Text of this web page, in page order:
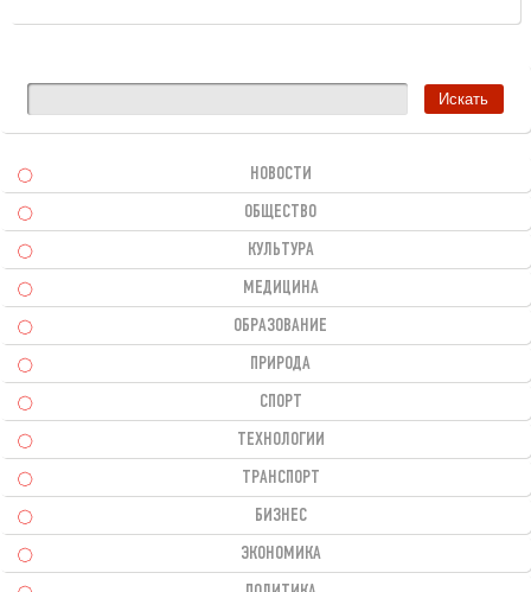
НОВОСТИ
ОБЩЕСТВО
КУЛЬТУРА
МЕДИЦИНА
ОБРАЗОВАНИЕ
ПРИРОДА
СПОРТ
ТЕХНОЛОГИИ
ТРАНСПОРТ
БИЗНЕС
ЭКОНОМИКА